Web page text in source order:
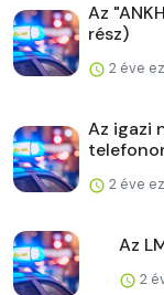
Az
rész)
2 éve
Az igazi
2 éve
Az
2